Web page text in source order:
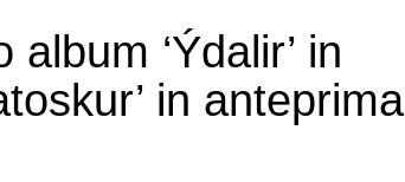
‘Ýdalir’ in
in anteprima